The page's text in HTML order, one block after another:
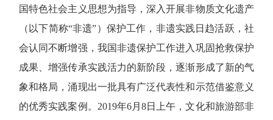
国特色社会主义思想为指导，深入开展非物质文化遗产
（以下简称“非遗”）保护工作，非遗实践日趋活跃，社
会认同不断增强，我国非遗保护工作进入巩固抢救保护
成果、增强传承实践活力的新阶段，逐渐形成了新的气
象和格局，涌现出一批具有广泛代表性和示范借鉴意义
的优秀实践案例。2019年6月8日上午，文化和旅游部非